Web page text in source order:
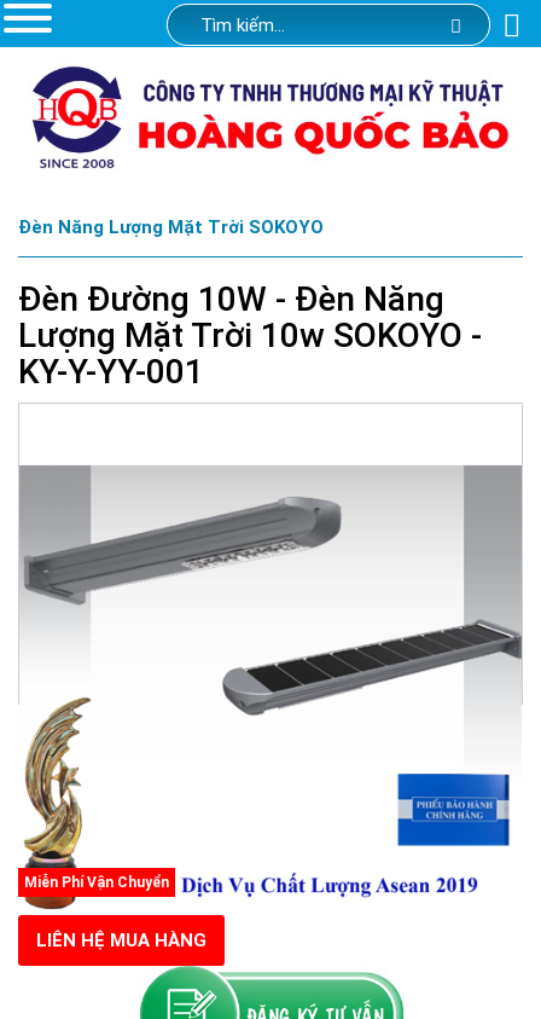
Đèn Năng Lượng Mặt Trời SOKOYO
Đèn Đường 10W - Đèn Năng
Lượng Mặt Trời 10w SOKOYO -
KY-Y-YY-001
Miễn Phí Vận Chuyển
LIÊN HỆ MUA HÀNG